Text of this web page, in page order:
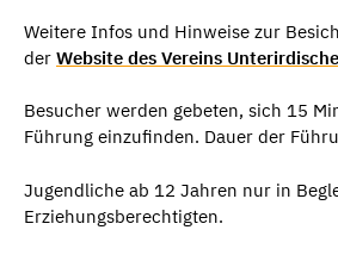
Weitere Infos und Hinweise zur
der Website des Vereins
Besucher werden gebeten, sich 15
Führung einzufinden. Dauer der
Jugendliche ab 12 Jahren nur in
Erziehungsberechtigten.